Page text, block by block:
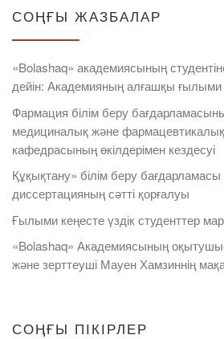
СОҢҒЫ ЖАЗБАЛАР
«Bolashaq» академиясының
дейін: Академияның алғашқы ғылыми
Фармация білім беру
медициналық және
кафедрасының өкілдерімен кездесуі
Құқықтану» білім беру
диссертацияның сәтті қорғалуы
Ғылыми кеңесте үздік студенттер
«Bolashaq» Академиясының
және зерттеуші Мауен Хамзиннің
СОҢҒЫ ПІКІРЛЕР